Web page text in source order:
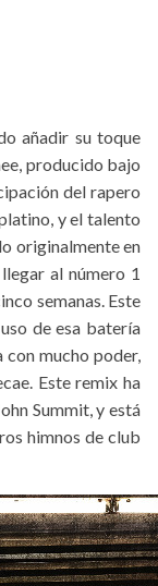
añadir su toque
producido bajo
del rapero
y el talento
originalmente en
al número 1
semanas. Este
de esa batería
mucho poder,
Este remix ha
Summit, y está
himnos de club